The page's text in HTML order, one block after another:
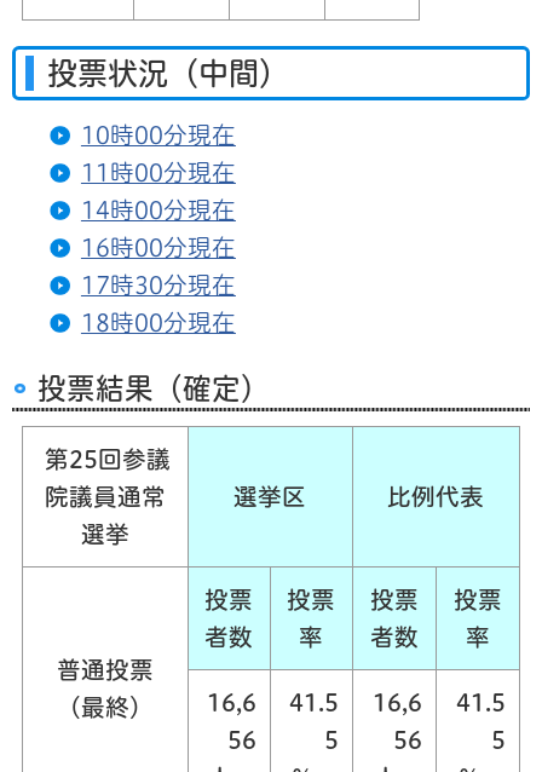
投票状況（中間）
10時00分現在
11時00分現在
14時00分現在
16時00分現在
17時30分現在
18時00分現在
投票結果（確定）
第25回参議
院議員通常
選挙
選挙区 比例代表
普通投票
（最終）
投票
者数
投票
率
投票
者数
投票
率
16,6
56
41.5
5
16,6
56
41.5
5